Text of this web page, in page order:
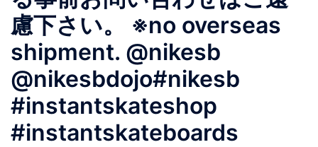
慮下さい。 ※no overseas
shipment. @nikesb
@nikesbdojo#nikesb
#instantskateshop
#instantskateboards